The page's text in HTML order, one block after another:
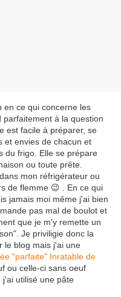
en ce qui concerne les
à la question
est facile à préparer, se
et envies de chacun et
du frigo. Elle se prépare
ou toute prête.
mon réfrigérateur ou
de flemme 😉 . En ce qui
jamais moi même j'ai bien
pas mal de boulot et
que je m'y remette un
Je priviligie donc la
le blog mais j'ai une
"parfaite" Inratable de
ou celle-ci sans oeuf
j'ai utilisé une pâte